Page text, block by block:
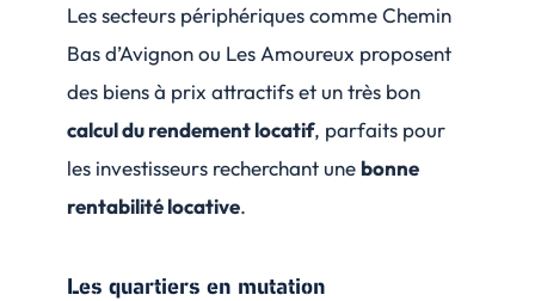
Les secteurs périphériques comme Chemin
Bas d’Avignon ou Les Amoureux proposent
des biens à prix attractifs et un très bon
calcul du rendement locatif, parfaits pour
les investisseurs recherchant une bonne
rentabilité locative.
Les quartiers en mutation